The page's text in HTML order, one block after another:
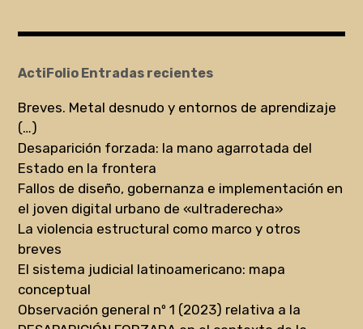
ActiFolio Entradas recientes
Breves. Metal desnudo y entornos de aprendizaje
(…)
Desaparición forzada: la mano agarrotada del
Estado en la frontera
Fallos de diseño, gobernanza e implementación en
el joven digital urbano de «ultraderecha»
La violencia estructural como marco y otros
breves
El sistema judicial latinoamericano: mapa
conceptual
Observación general nº 1 (2023) relativa a la